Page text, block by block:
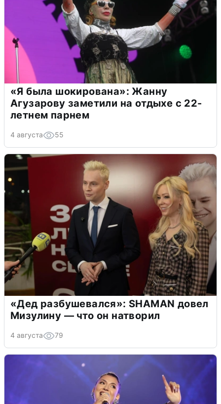
«Я была шокирована»: Жанну
Агузарову заметили на отдыхе с 22-
летнем парнем
4 августа 55
«Дед разбушевался»: SHAMAN довел
Мизулину — что он натворил
4 августа 79